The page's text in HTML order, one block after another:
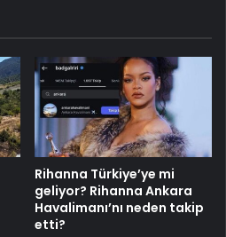
Rihanna Türkiye’ye mi
geliyor? Rihanna Ankara
Havalimanı’nı neden takip
etti?